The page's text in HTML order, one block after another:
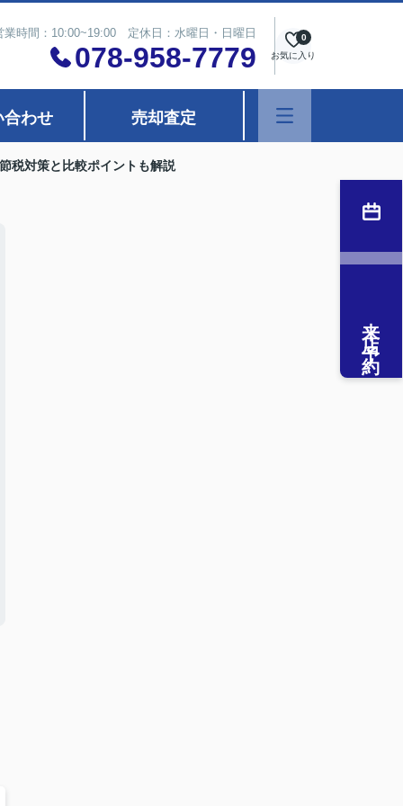
業時間：10:00~19:00 定休日：水曜日・日曜日
078-958-7779 お気に入り
0
合わせ 売却査定
税対策と比較ポイントも解説
来店予約